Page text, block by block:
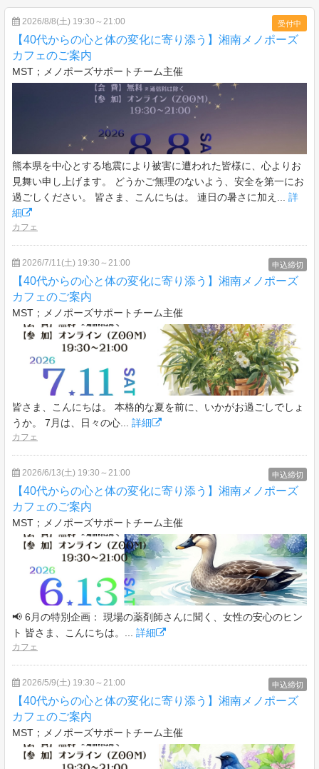
受付中
2026/8/8(土) 19:30～21:00
【40代からの心と体の変化に寄り添う】湘南メノポーズ
カフェのご案内
MST；メノポーズサポートチーム主催
熊本県を中心とする地震により被害に遭われた皆様に、心よりお
見舞い申し上げます。 どうかご無理のないよう、安全を第一にお
過ごしください。 皆さま、こんにちは。 連日の暑さに加え... 詳
細
カフェ
申込締切
2026/7/11(土) 19:30～21:00
【40代からの心と体の変化に寄り添う】湘南メノポーズ
カフェのご案内
MST；メノポーズサポートチーム主催
皆さま、こんにちは。 本格的な夏を前に、いかがお過ごしでしょ
うか。 7月は、日々の心... 詳細
カフェ
申込締切
2026/6/13(土) 19:30～21:00
【40代からの心と体の変化に寄り添う】湘南メノポーズ
カフェのご案内
MST；メノポーズサポートチーム主催
📢 6月の特別企画： 現場の薬剤師さんに聞く、女性の安心のヒン
ト 皆さま、こんにちは。... 詳細
カフェ
申込締切
2026/5/9(土) 19:30～21:00
【40代からの心と体の変化に寄り添う】湘南メノポーズ
カフェのご案内
MST；メノポーズサポートチーム主催